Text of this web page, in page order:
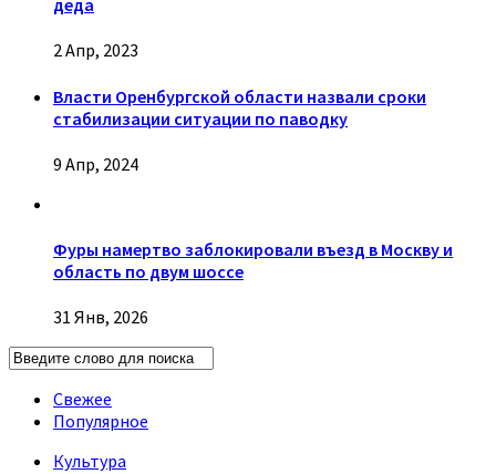
2 Апр, 2023
Власти Оренбургской области назвали сроки
стабилизации ситуации по паводку
9 Апр, 2024
Фуры намертво заблокировали въезд в Москву и
область по двум шоссе
31 Янв, 2026
Свежее
Популярное
Культура